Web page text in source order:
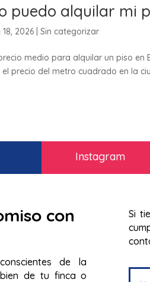
puedo alquilar mi
2026 |Sin categorizar
medio para alquilar un piso en
precio del metro cuadrado en la
Instagram
con
de la
de tu finca o
Si